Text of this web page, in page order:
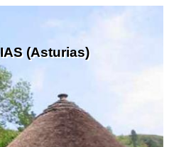
(Asturias)